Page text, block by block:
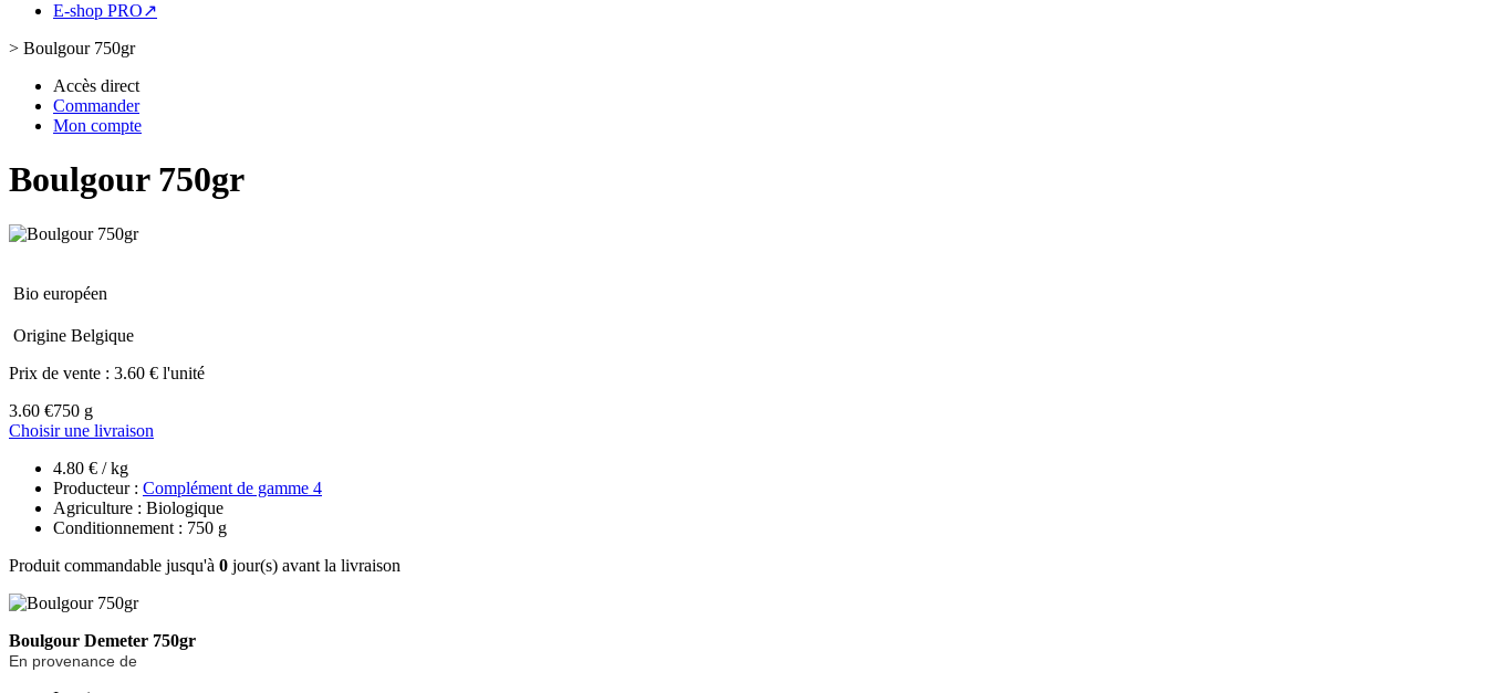
E-shop PRO↗
> Boulgour 750gr
Accès direct
Commander
Mon compte
Boulgour 750gr
Bio européen
Origine Belgique
Prix de vente : 3.60 € l'unité
3.60 €750 g
Choisir une livraison
4.80 € / kg
Producteur : Complément de gamme 4
Agriculture : Biologique
Conditionnement : 750 g
Produit commandable jusqu'à 0 jour(s) avant la livraison
Boulgour Demeter 750gr
En provenance de